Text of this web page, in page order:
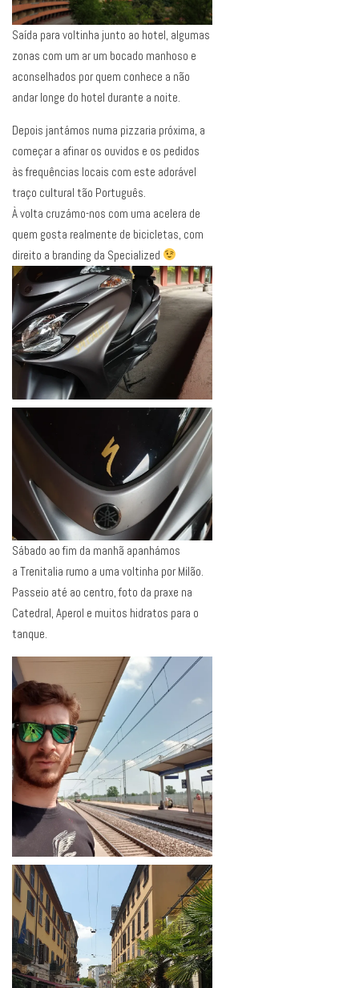
Saída para voltinha junto ao hotel, algumas
zonas com um ar um bocado manhoso e
aconselhados por quem conhece a não
andar longe do hotel durante a noite.
Depois jantámos numa pizzaria próxima, a
começar a afinar os ouvidos e os pedidos
às frequências locais com este adorável
traço cultural tão Português.
À volta cruzámo-nos com uma acelera de
quem gosta realmente de bicicletas, com
direito a branding da Specialized
Sábado ao fim da manhã apanhámos
a Trenitalia rumo a uma voltinha por Milão.
Passeio até ao centro, foto da praxe na
Catedral, Aperol e muitos hidratos para o
tanque.